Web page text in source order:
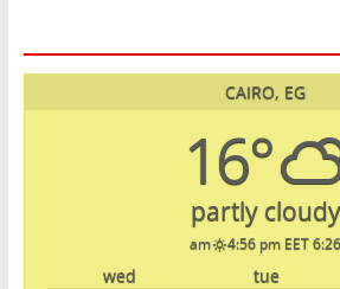
CAIRO, EG
16°
partly cloudy
6:26 am
4:56 pm EET
tue
wed